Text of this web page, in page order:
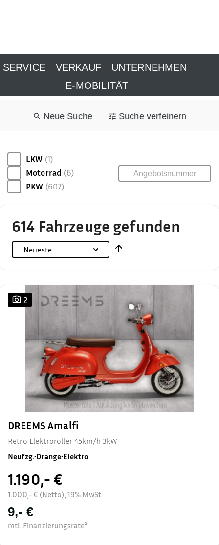
SERVICE VERKAUF
UNTERNEHMEN
E-MOBILITÄT
Neue Suche Suche verfeinern
LKW (1)
Motorrad (6)
PKW (607)
614 Fahrzeuge gefunden
Neueste
2
DREEMS Amalfi
Retro Elektroroller 45km/h 3kW
Neufzg.•Orange•Elektro
1.190,- €
1.000,- € (Netto), 19% MwSt.
9,- €
mtl. Finanzierungsrate²